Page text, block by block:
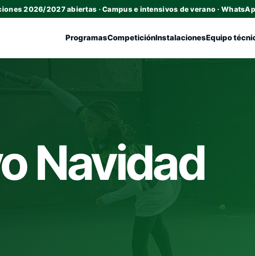
2026/2027 abiertas · Campus e intensivos de verano ·
ProgramasCompeticiónInstalacionesEquipo
Navidad